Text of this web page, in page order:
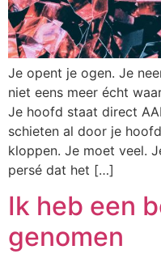
Je opent je ogen. Je
niet eens meer écht
Je hoofd staat direct
schieten al door je
kloppen. Je moet veel.
persé dat het […]
Ik heb een
genomen